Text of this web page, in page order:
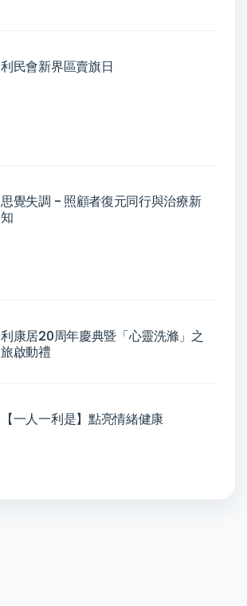
利民會新界區賣旗日
思覺失調 - 照顧者復元同行與治療新
知
利康居20周年慶典暨「心靈洗滌」之
旅啟動禮
【一人一利是】點亮情緒健康